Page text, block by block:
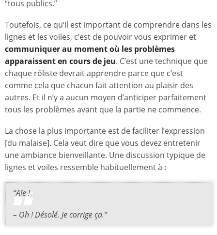
“tous publics.”
Toutefois, ce qu’il est important de comprendre dans les
lignes et les voiles, c’est de pouvoir vous exprimer et
communiquer au moment où les problèmes
apparaissent en cours de jeu. C’est une technique que
chaque rôliste devrait apprendre parce que c’est
comme cela que chacun fait attention au plaisir des
autres. Et il n’y a aucun moyen d’anticiper parfaitement
tous les problèmes avant que la partie ne commence.
La chose la plus importante est de faciliter l’expression
[du malaise]. Cela veut dire que vous devez entretenir
une ambiance bienveillante. Une discussion typique de
lignes et voiles ressemble habituellement à :
“Aïe !
– Oh ! Désolé. Je corrige ça.”